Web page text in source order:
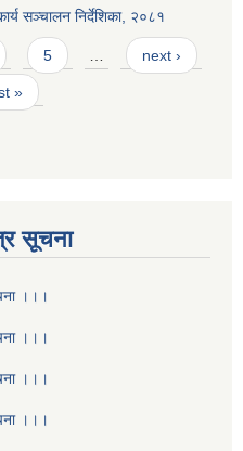
सञ्चालन निर्देशिका, २०८१
5 next ›
»
सूचना
।।।
।।।
।।।
।।।